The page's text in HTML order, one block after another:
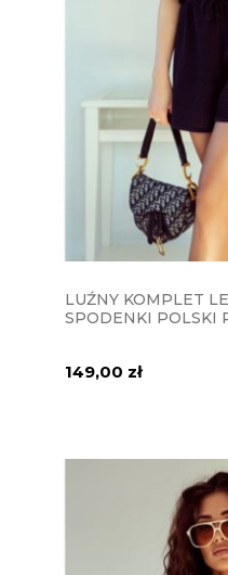
LUŹNY KOMPLET
SPODENKI POLSKI
149,00 zł